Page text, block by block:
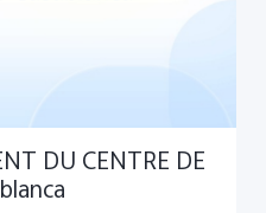
DU CENTRE DE